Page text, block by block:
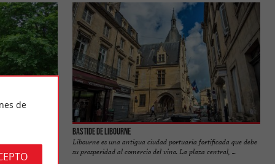
en el corazón
...
Bastide de Libourne
Libourne es una antigua ciudad portuaria fortificada que debe
su prosperidad al comercio del vino. La plaza central, ...
de